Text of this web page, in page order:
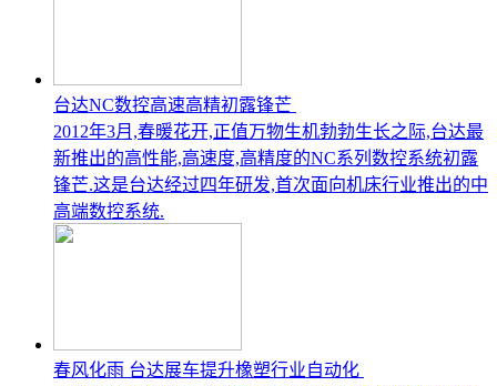
台达NC数控高速高精初露锋芒
2012年3月,春暖花开,正值万物生机勃勃生长之际,台达最
新推出的高性能,高速度,高精度的NC系列数控系统初露
锋芒.这是台达经过四年研发,首次面向机床行业推出的中
高端数控系统.
春风化雨 台达展车提升橡塑行业自动化